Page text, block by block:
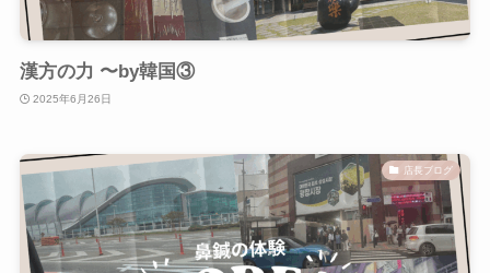
漢方の力 〜by韓国③
2025年6月26日
店長ブログ